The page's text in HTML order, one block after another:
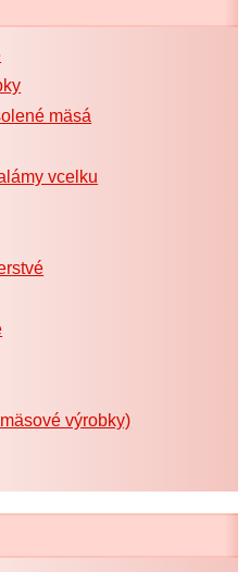
mäsá
vcelku
výrobky)